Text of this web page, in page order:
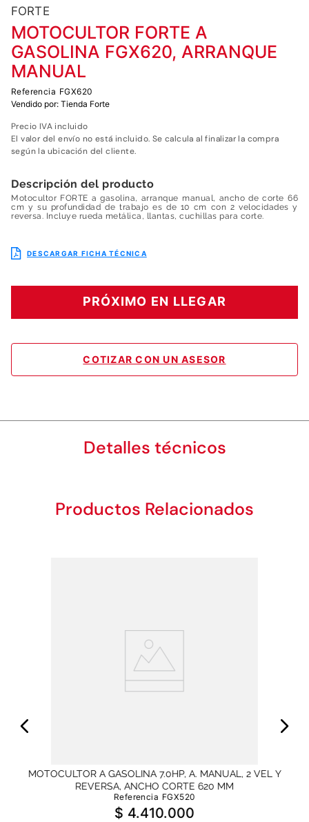
FORTE
MOTOCULTOR FORTE A
GASOLINA FGX620, ARRANQUE
MANUAL
Referencia FGX620
Vendido por: Tienda Forte
Precio IVA incluido
El valor del envío no está incluido. Se calcula al finalizar la compra
según la ubicación del cliente.
Descripción del producto
Motocultor FORTE a gasolina, arranque manual, ancho de corte 66
cm y su profundidad de trabajo es de 10 cm con 2 velocidades y
reversa. Incluye rueda metálica, llantas, cuchillas para corte.
DESCARGAR FICHA TÉCNICA
PRÓXIMO EN LLEGAR
COTIZAR CON UN ASESOR
Detalles técnicos
Productos Relacionados
MOTOCULTOR A GASOLINA 7.0HP, A. MANUAL, 2 VEL Y
REVERSA, ANCHO CORTE 620 MM
Referencia FGX520
$ 4.410.000
8.
motoazada
9.
motosierra
10. motobombas diesel